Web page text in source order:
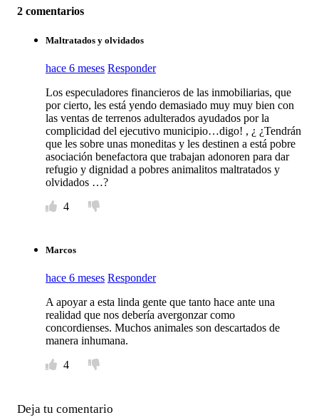
2 comentarios
Maltratados y olvidados
hace 6 meses Responder
Los especuladores financieros de las inmobiliarias, que
por cierto, les está yendo demasiado muy muy bien con
las ventas de terrenos adulterados ayudados por la
complicidad del ejecutivo municipio…digo! , ¿ ¿Tendrán
que les sobre unas moneditas y les destinen a está pobre
asociación benefactora que trabajan adonoren para dar
refugio y dignidad a pobres animalitos maltratados y
olvidados …?
4
Marcos
hace 6 meses Responder
A apoyar a esta linda gente que tanto hace ante una
realidad que nos debería avergonzar como
concordienses. Muchos animales son descartados de
manera inhumana.
4
Deja tu comentario